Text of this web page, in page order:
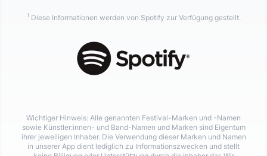
1 Diese Informationen werden von Spotify zur Verfügung gestellt.
Wichtiger Hinweis: Alle genannten Festival-Marken und -Namen
sowie Künstler:innen- und Band-Namen und Marken sind Eigentum
ihrer jeweiligen Inhaber. Die Verwendung dieser Marken und Namen
in unserer App dient lediglich zu Informationszwecken und stellt